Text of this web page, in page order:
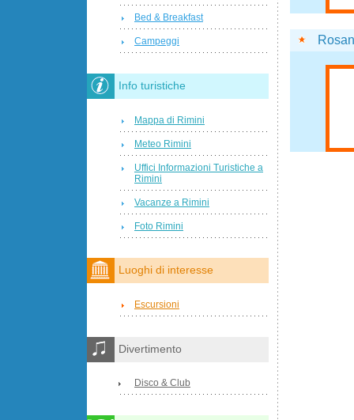
Bed & Breakfast
Campeggi
Info turistiche
Mappa di Rimini
Meteo Rimini
Uffici Informazioni Turistiche a
Rimini
Vacanze a Rimini
Foto Rimini
Luoghi di interesse
Escursioni
Divertimento
Disco & Club